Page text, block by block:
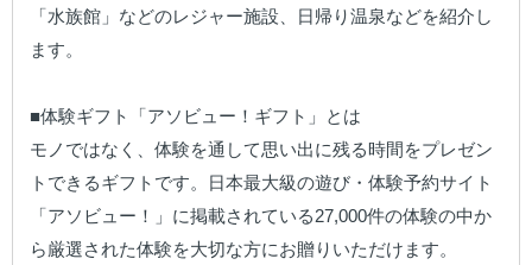
「水族館」などのレジャー施設、日帰り温泉などを紹介し
ます。
■体験ギフト「アソビュー！ギフト」とは
モノではなく、体験を通して思い出に残る時間をプレゼン
トできるギフトです。日本最大級の遊び・体験予約サイト
「アソビュー！」に掲載されている27,000件の体験の中か
ら厳選された体験を大切な方にお贈りいただけます。